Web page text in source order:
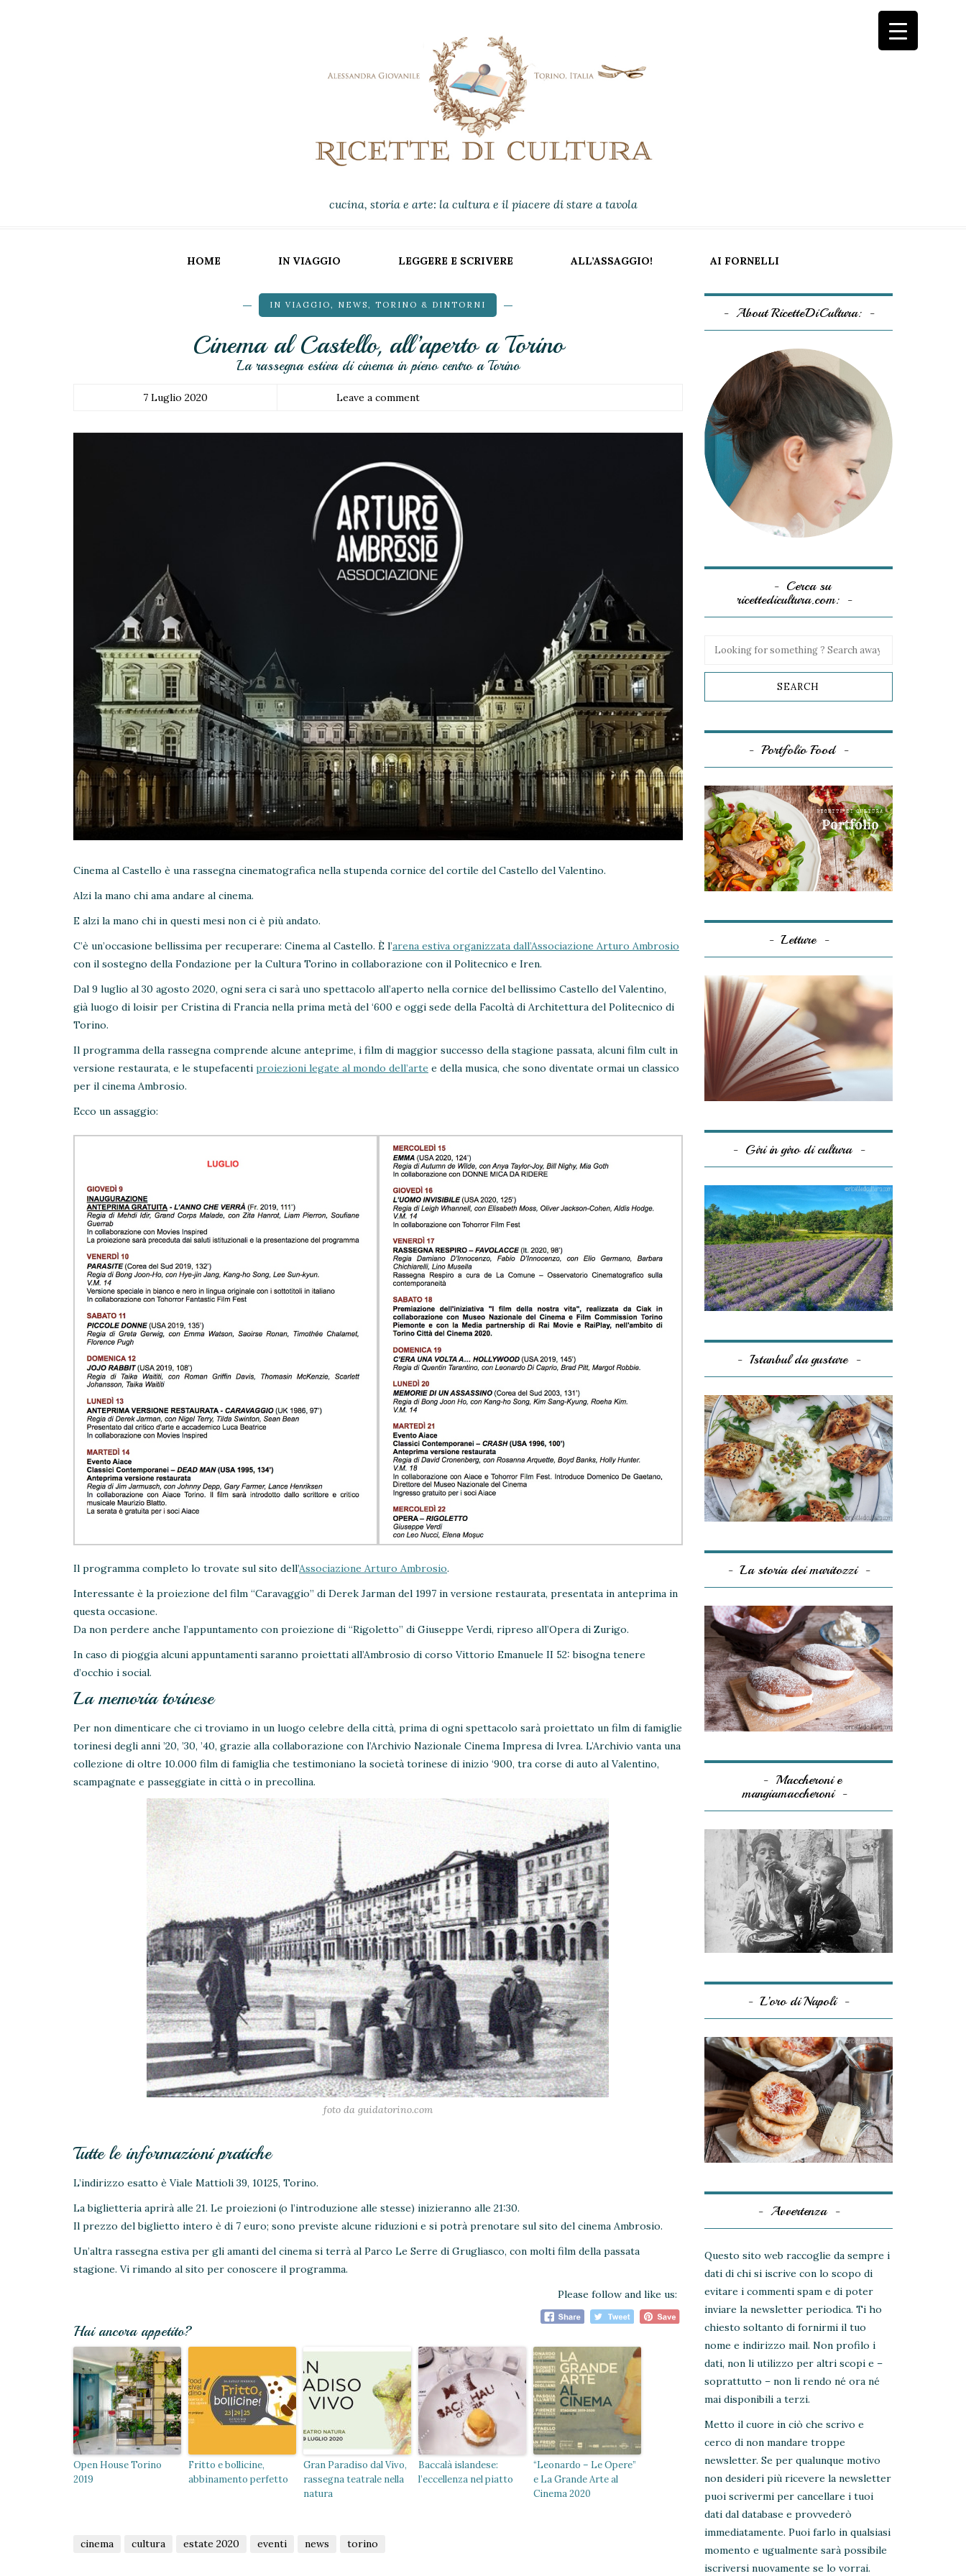
cucina, storia e arte: la cultura e il piacere di stare a tavola
HOME IN VIAGGIO LEGGERE E SCRIVERE ALL’ASSAGGIO! AI FORNELLI
IN VIAGGIO, NEWS,TORINO & DINTORNI
Cinema al Castello, all’aperto a Torino
La rassegna estiva di cinema in pieno centro a Torino
7 Luglio 2020 Leave a comment
Cinema al Castello è una rassegna cinematografica nella stupenda cornice del cortile del Castello del Valentino.
Alzi la mano chi ama andare al cinema.
E alzi la mano chi in questi mesi non ci è più andato.
C’è un’occasione bellissima per recuperare: Cinema al Castello. È l’arena estiva organizzata dall’Associazione Arturo Ambrosio
con il sostegno della Fondazione per la Cultura Torino in collaborazione con il Politecnico e Iren.
Dal 9 luglio al 30 agosto 2020, ogni sera ci sarà uno spettacolo all’aperto nella cornice del bellissimo Castello del Valentino,
già luogo di loisir per Cristina di Francia nella prima metà del ‘600 e oggi sede della Facoltà di Architettura del Politecnico di
Torino.
Il programma della rassegna comprende alcune anteprime, i film di maggior successo della stagione passata, alcuni film cult in
versione restaurata, e le stupefacenti proiezioni legate al mondo dell’arte e della musica, che sono diventate ormai un classico
per il cinema Ambrosio.
Ecco un assaggio:
Il programma completo lo trovate sul sito dell’Associazione Arturo Ambrosio.
Interessante è la proiezione del film “Caravaggio” di Derek Jarman del 1997 in versione restaurata, presentata in anteprima in
questa occasione.
Da non perdere anche l’appuntamento con proiezione di “Rigoletto” di Giuseppe Verdi, ripreso all’Opera di Zurigo.
In caso di pioggia alcuni appuntamenti saranno proiettati all’Ambrosio di corso Vittorio Emanuele II 52: bisogna tenere
d’occhio i social.
La memoria torinese
Per non dimenticare che ci troviamo in un luogo celebre della città, prima di ogni spettacolo sarà proiettato un film di famiglie
torinesi degli anni ’20, ’30, ’40, grazie alla collaborazione con l’Archivio Nazionale Cinema Impresa di Ivrea. L’Archivio vanta una
collezione di oltre 10.000 film di famiglia che testimoniano la società torinese di inizio ‘900, tra corse di auto al Valentino,
scampagnate e passeggiate in città o in precollina.
foto da guidatorino.com
Tutte le informazioni pratiche
L’indirizzo esatto è Viale Mattioli 39, 10125, Torino.
La biglietteria aprirà alle 21. Le proiezioni (o l’introduzione alle stesse) inizieranno alle 21:30.
Il prezzo del biglietto intero è di 7 euro; sono previste alcune riduzioni e si potrà prenotare sul sito del cinema Ambrosio.
Un’altra rassegna estiva per gli amanti del cinema si terrà al Parco Le Serre di Grugliasco, con molti film della passata
stagione. Vi rimando al sito per conoscere il programma.
Please follow and like us:
Hai ancora appetito?
Open House Torino
2019
Fritto e bollicine,
abbinamento perfetto
Gran Paradiso dal Vivo,
rassegna teatrale nella
natura
Baccalà islandese:
l’eccellenza nel piatto
“Leonardo – Le Opere”
e La Grande Arte al
Cinema 2020
cinema cultura estate 2020 eventi news torino
About RicetteDiCultura:
Cerca su
ricettedicultura.com:
Portfolio Food
Letture
Giri in giro di cultura
Istanbul da gustare
La storia dei maritozzi
Maccheroni e
mangiamaccheroni
L’oro di Napoli
Avvertenza
Questo sito web raccoglie da sempre i
dati di chi si iscrive con lo scopo di
evitare i commenti spam e di poter
inviare la newsletter periodica. Ti ho
chiesto soltanto di fornirmi il tuo
nome e indirizzo mail. Non profilo i
dati, non li utilizzo per altri scopi e –
soprattutto – non li rendo né ora né
mai disponibili a terzi.
Metto il cuore in ciò che scrivo e
cerco di non mandare troppe
newsletter. Se per qualunque motivo
non desideri più ricevere la newsletter
puoi scrivermi per cancellare i tuoi
dati dal database e provvederò
immediatamente. Puoi farlo in qualsiasi
momento e ugualmente sarà possibile
iscriversi nuovamente se lo vorrai.